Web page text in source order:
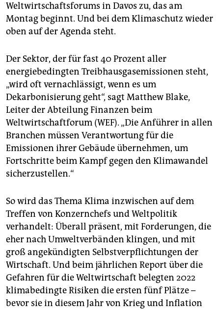
Weltwirtschaftsforums in Davos zu, das am
Montag beginnt. Und bei dem Klimaschutz wieder
oben auf der Agenda steht.
Der Sektor, der für fast 40 Prozent aller
energiebedingten Treibhausgasemissionen steht,
„wird oft vernachlässigt, wenn es um
Dekarbonisierung geht“, sagt Matthew Blake,
Leiter der Abteilung Finanzen beim
Weltwirtschaftforum (WEF). „Die Anführer in allen
Branchen müssen Verantwortung für die
Emissionen ihrer Gebäude übernehmen, um
Fortschritte beim Kampf gegen den Klimawandel
sicherzustellen.“
So wird das Thema Klima inzwischen auf dem
Treffen von Konzernchefs und Weltpolitik
verhandelt: Überall präsent, mit Forderungen, die
eher nach Umweltverbänden klingen, und mit
groß angekündigten Selbstverpflichtungen der
Wirtschaft. Und beim jährlichen Report über die
Gefahren für die Weltwirtschaft belegten 2022
klimabedingte Risiken die ersten fünf Plätze –
bevor sie in diesem Jahr von Krieg und Inflation